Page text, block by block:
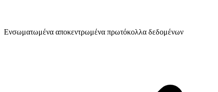
Ενσωματωμένα αποκεντρωμένα πρωτόκολλα δεδομένων